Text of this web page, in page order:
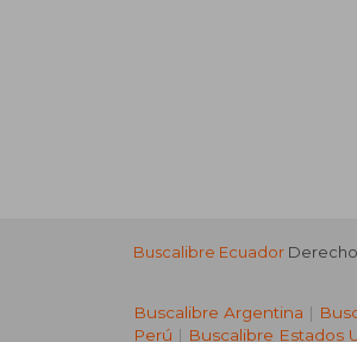
Buscalibre Ecuador
Buscalibre Argentina |
Perú | Buscalibre Estados